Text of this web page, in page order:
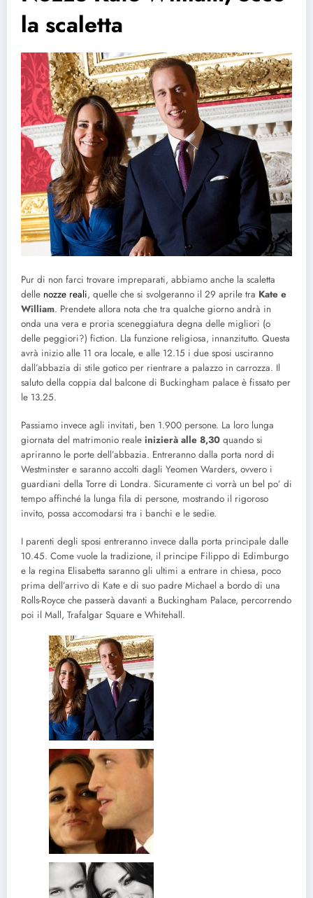
la scaletta
Pur di non farci trovare impreparati, abbiamo anche la scaletta
delle nozze reali, quelle che si svolgeranno il 29 aprile tra Kate e
William. Prendete allora nota che tra qualche giorno andrà in
onda una vera e proria sceneggiatura degna delle migliori (o
delle peggiori?) fiction. Lla funzione religiosa, innanzitutto. Questa
avrà inizio alle 11 ora locale, e alle 12.15 i due sposi usciranno
dall’abbazia di stile gotico per rientrare a palazzo in carrozza. Il
saluto della coppia dal balcone di Buckingham palace è fissato per
le 13.25.
Passiamo invece agli invitati, ben 1.900 persone. La loro lunga
giornata del matrimonio reale inizierà alle 8,30 quando si
apriranno le porte dell’abbazia. Entreranno dalla porta nord di
Westminster e saranno accolti dagli Yeomen Warders, ovvero i
guardiani della Torre di Londra. Sicuramente ci vorrà un bel po’ di
tempo affinché la lunga fila di persone, mostrando il rigoroso
invito, possa accomodarsi tra i banchi e le sedie.
I parenti degli sposi entreranno invece dalla porta principale dalle
10.45. Come vuole la tradizione, il principe Filippo di Edimburgo
e la regina Elisabetta saranno gli ultimi a entrare in chiesa, poco
prima dell’arrivo di Kate e di suo padre Michael a bordo di una
Rolls-Royce che passerà davanti a Buckingham Palace, percorrendo
poi il Mall, Trafalgar Square e Whitehall.